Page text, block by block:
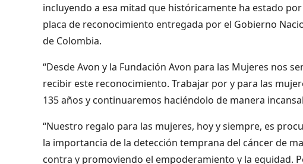
incluyendo a esa mitad que históricamente ha estado
placa de reconocimiento entregada por el Gobierno
de Colombia.
“Desde Avon y la Fundación Avon para las Mujeres nos
recibir este reconocimiento. Trabajar por y para las
135 años y continuaremos haciéndolo de manera
“Nuestro regalo para las mujeres, hoy y siempre, es
la importancia de la detección temprana del cáncer de
contra y promoviendo el empoderamiento y la equidad.